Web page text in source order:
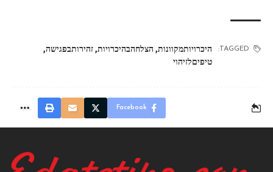
TAGGED: היכרויותמקוונות, הצלחהבהיכרויות,זהירותבפגישה,
טיפיםלזיהוי
Facebook